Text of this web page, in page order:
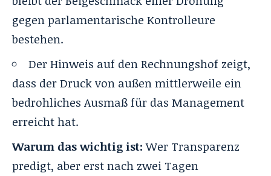
gegen parlamentarische Kontrolleure
bestehen.
Der Hinweis auf den Rechnungshof zeigt,
dass der Druck von außen mittlerweile ein
bedrohliches Ausmaß für das Management
erreicht hat.
Warum das wichtig ist:Wer Transparenz
predigt, aber erst nach zwei Tagen